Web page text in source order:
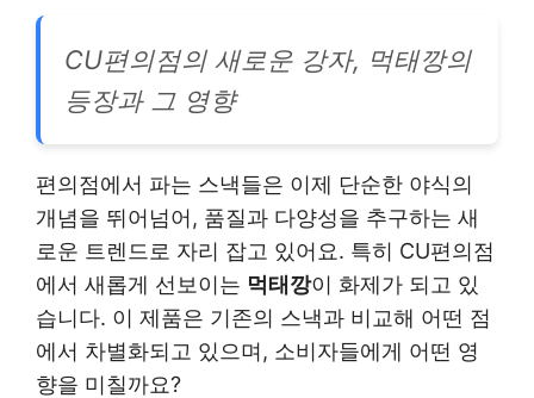
CU편의점의 새로운 강자, 먹태깡의
등장과 그 영향
편의점에서 파는 스낵들은 이제 단순한 야식의
개념을 뛰어넘어, 품질과 다양성을 추구하는 새
로운 트렌드로 자리 잡고 있어요. 특히 CU편의점
에서 새롭게 선보이는 먹태깡이 화제가 되고 있
습니다. 이 제품은 기존의 스낵과 비교해 어떤 점
에서 차별화되고 있으며, 소비자들에게 어떤 영
향을 미칠까요?